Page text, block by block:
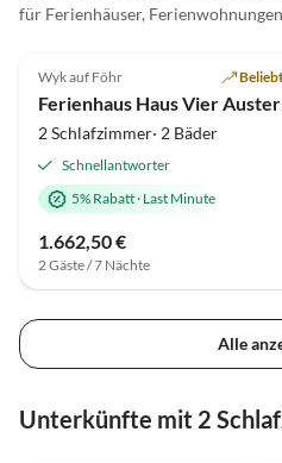
für Ferienhäuser,
Wyk auf Föhr
Ferienhaus Haus Vier
2 Schlafzimmer· 2 Bäder
Schnellantworter
5% Rabatt· Last Minute
1.662,50 €
2 Gäste / 7 Nächte
Alle
Unterkünfte mit 2